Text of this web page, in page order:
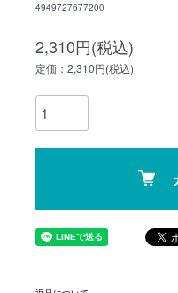
4949727677200
2,310円(税込)
定価：2,310円(税込)